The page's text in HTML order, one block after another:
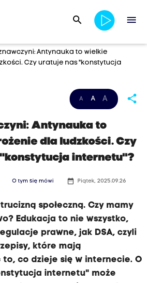
search menu
Antynauka to wielkie
Czy uratuje nas "konstytucja
A A A share
Antynauka to
dla ludzkości. Czy
internetu"?
O tym się mówi date_range Piątek, 2025.09.26
społeczną. Czy mamy
Edukacja to nie wszystko,
prawne, jak DSA, czyli
które mają
to, co dzieje się w internecie. O
internetu" może